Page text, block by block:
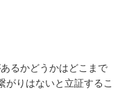
るかどうかはどこまで
がりはないと立証するこ